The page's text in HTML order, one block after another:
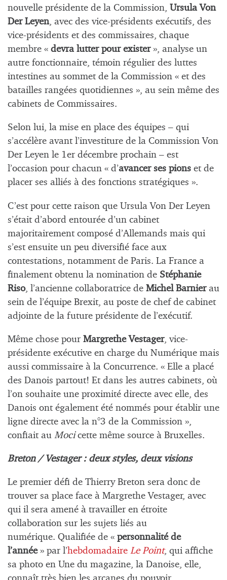
nouvelle présidente de la Commission, Ursula Von
Der Leyen, avec des vice-présidents exécutifs, des
vice-présidents et des commissaires, chaque
membre « devra lutter pour exister», analyse un
autre fonctionnaire, témoin régulier des luttes
intestines au sommet de la Commission « et des
batailles rangées quotidiennes », au sein même des
cabinets de Commissaires.
Selon lui, la mise en place des équipes – qui
s’accélère avant l’investiture de la Commission Von
Der Leyen le 1er décembre prochain – est
l’occasion pour chacun « d’avancer ses pions et de
placer ses alliés à des fonctions stratégiques ».
C’est pour cette raison que Ursula Von Der Leyen
s’était d’abord entourée d’un cabinet
majoritairement composé d’Allemands mais qui
s’est ensuite un peu diversifié face aux
contestations, notamment de Paris. La France a
finalement obtenu la nomination de Stéphanie
Riso, l’ancienne collaboratrice de Michel Barnierau
sein de l’équipe Brexit, au poste de chef de cabinet
adjointe de la future présidente de l’exécutif.
Même chose pour Margrethe Vestager, vice-
présidente exécutive en charge du Numérique mais
aussi commissaire à la Concurrence. « Elle a placé
des Danois partout! Et dans les autres cabinets, où
l’on souhaite une proximité directe avec elle, des
Danois ont également été nommés pour établir une
ligne directe avec la n°3 de la Commission »,
confiait au Mocicette même source à Bruxelles.
Breton / Vestager : deux styles, deux visions
Le premier défi de Thierry Breton sera donc de
trouver sa place face à Margrethe Vestager, avec
qui il sera amené à travailler en étroite
collaboration sur les sujets liés au
numérique. Qualifiée de « personnalité de
l’année » par l’hebdomadaire Le Point, qui affiche
sa photo en Une du magazine, la Danoise, elle,